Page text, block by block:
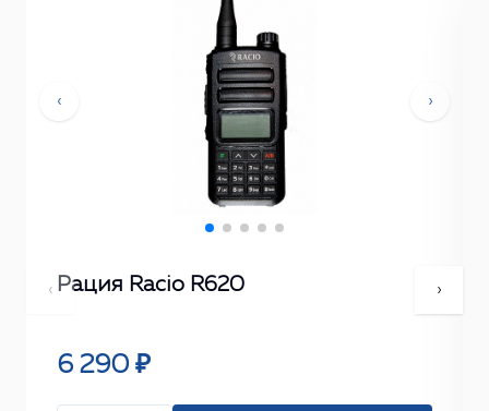
‹ ›
Рация Racio R620
6 290 ₽
‹ ›